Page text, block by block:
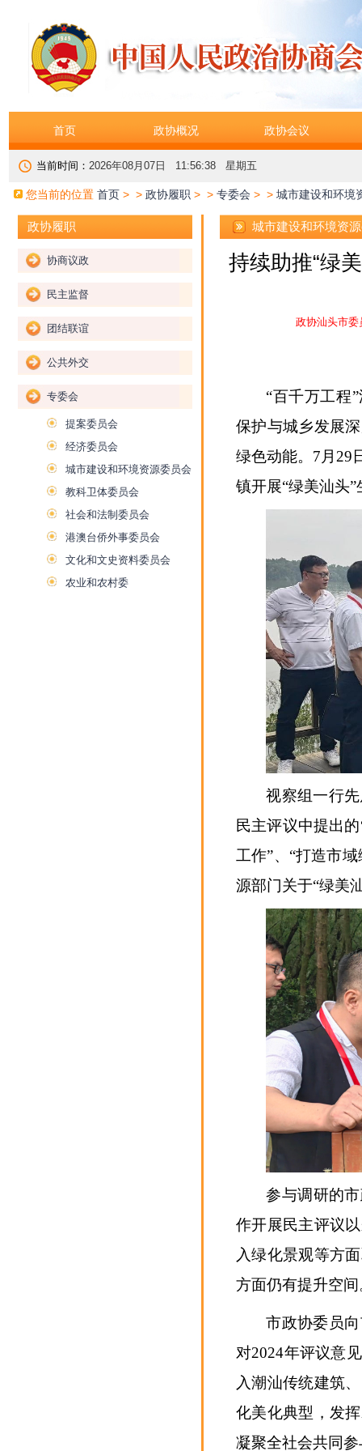
首页 政协概况 政协会议
当前时间： 2026年08月07日 11:56:38 星期五
您当前的位置 首页 > > 政协履职 > > 专委会 > > 城市建设和环境
政协履职
协商议政
民主监督
团结联谊
公共外交
专委会
提案委员会
经济委员会
城市建设和环境资源委员会
教科卫体委员会
社会和法制委员会
港澳台侨外事委员会
文化和文史资料委员会
农业和农村委
城市建设和环境资
持续助推“绿
政协汕头市委
“百千万工程
保护与城乡发展
绿色动能。7月29
镇开展“绿美汕头
视察组一行
民主评议中提出
工作”、“打造市
源部门关于“绿美
参与调研的
作开展民主评议
入绿化景观等方
方面仍有提升空间
市政协委员
对2024年评议意
入潮汕传统建筑
化美化典型，发
凝聚全社会共同